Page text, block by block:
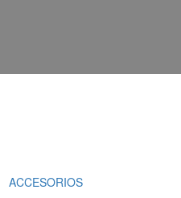
Fabricamos cubrimientos para la
ACCESORIOS